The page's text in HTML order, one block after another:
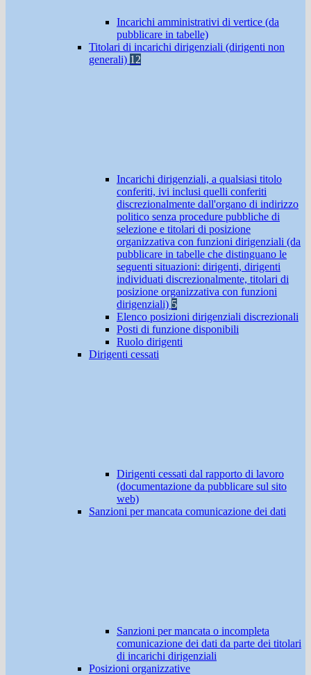
Incarichi amministrativi di vertice (da
pubblicare in tabelle)
Titolari di incarichi dirigenziali (dirigenti non
generali) 12
Incarichi dirigenziali, a qualsiasi titolo
conferiti, ivi inclusi quelli conferiti
discrezionalmente dall'organo di indirizzo
politico senza procedure pubbliche di
selezione e titolari di posizione
organizzativa con funzioni dirigenziali (da
pubblicare in tabelle che distinguano le
seguenti situazioni: dirigenti, dirigenti
individuati discrezionalmente, titolari di
posizione organizzativa con funzioni
dirigenziali) 5
Elenco posizioni dirigenziali discrezionali
Posti di funzione disponibili
Ruolo dirigenti
Dirigenti cessati
Dirigenti cessati dal rapporto di lavoro
(documentazione da pubblicare sul sito
web)
Sanzioni per mancata comunicazione dei dati
Sanzioni per mancata o incompleta
comunicazione dei dati da parte dei titolari
di incarichi dirigenziali
Posizioni organizzative